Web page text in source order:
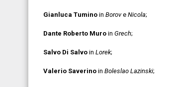
Gianluca Tumino in Borove Nicola;
Dante Roberto Muro in Grech;
Salvo Di Salvo in Lorek;
Valerio Saverino in Boleslao Lazinski;